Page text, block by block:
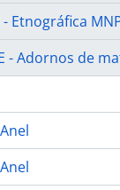
- Etnográfica
de materiais